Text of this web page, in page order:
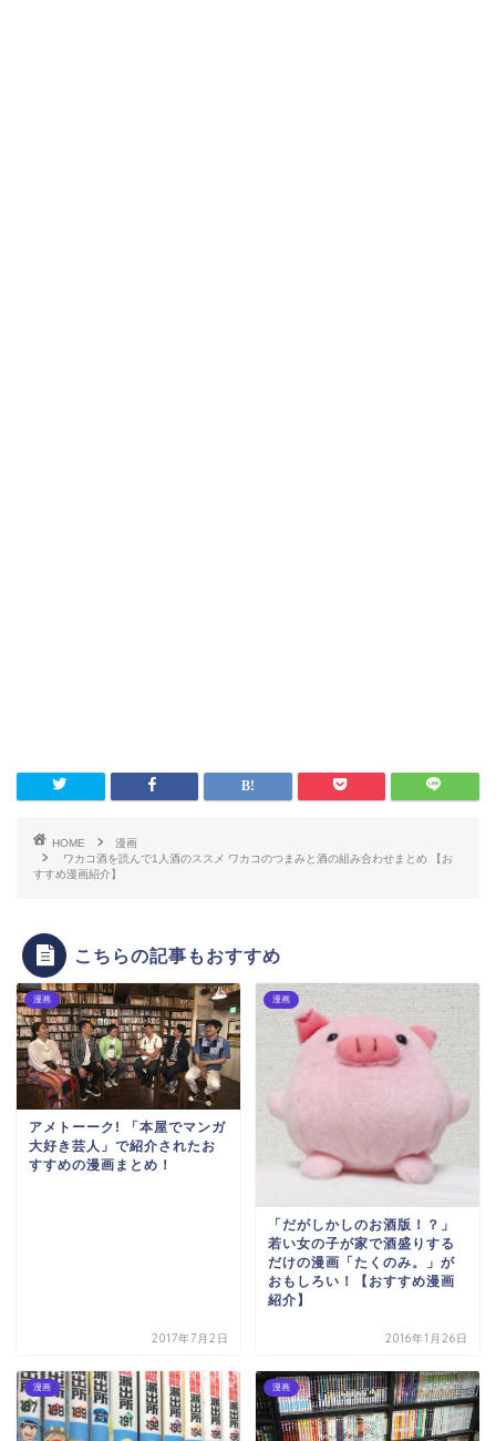
HOME
漫画
ワカコ酒を読んで1人酒のススメ ワカコのつまみと酒の組み合わせまとめ 【お
すすめ漫画紹介】
こちらの記事もおすすめ
漫画
アメトーーク! 「本屋でマンガ
大好き芸人」で紹介されたお
すすめの漫画まとめ！
2017年7月2日
漫画
「だがしかしのお酒版！？」
若い女の子が家で酒盛りする
だけの漫画「たくのみ。」が
おもしろい！【おすすめ漫画
紹介】
2016年1月26日
漫画 漫画